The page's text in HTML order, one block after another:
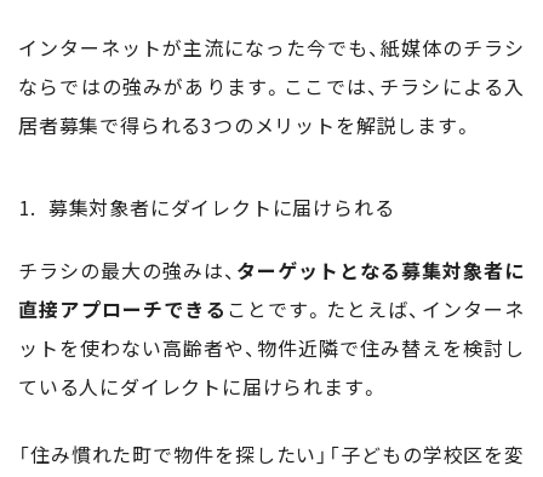
インターネットが主流になった今でも、紙媒体のチラシ
ならではの強みがあります。ここでは、チラシによる入
居者募集で得られる3つのメリットを解説します。
募集対象者にダイレクトに届けられる
チラシの最大の強みは、 ターゲットとなる募集対象者に
直接アプローチできる ことです。たとえば、インターネ
ットを使わない高齢者や、物件近隣で住み替えを検討し
ている人にダイレクトに届けられます。
「住み慣れた町で物件を探したい」「子どもの学校区を変